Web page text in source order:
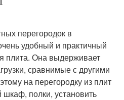
перегородок в
удобный и практичный
плита. Она выдерживает
сравнимые с другими
на перегородку из плит
полки, установить